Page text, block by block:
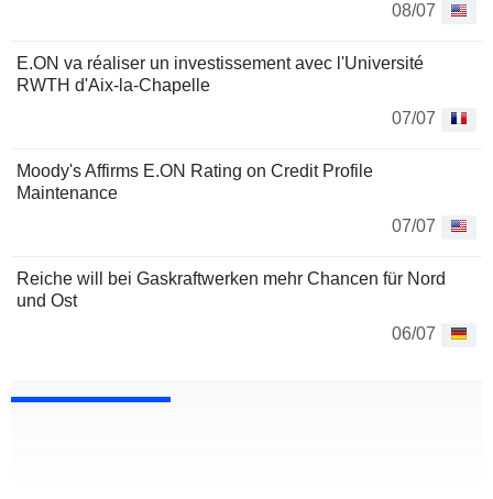
08/07
E.ON va réaliser un investissement avec l'Université
RWTH d'Aix-la-Chapelle
07/07
Moody's Affirms E.ON Rating on Credit Profile
Maintenance
07/07
Reiche will bei Gaskraftwerken mehr Chancen für Nord
und Ost
06/07